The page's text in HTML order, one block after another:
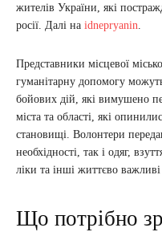
жителів України, які
росії. Далі на idnepryanin.
Представники місцевої
гуманітарну допомогу
бойових дій, які вимушено
міста та області, які
становищі. Волонтери
необхідності, так і одяг,
ліки та інші життєво важливі
Що потрібно